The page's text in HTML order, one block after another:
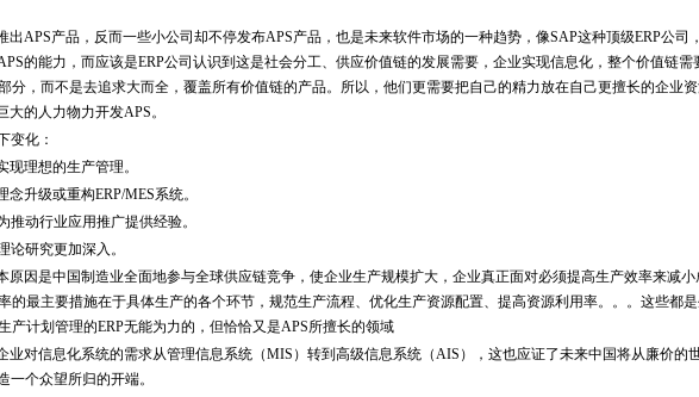
APS产品，反而一些小公司却不停发布APS产品，也是未来软件市场的一种趋势，像SAP这种顶级ERP公司
的能力，而应该是ERP公司认识到这是社会分工、供应价值链的发展需要，企业实现信息化，整个价值链需
分，而不是去追求大而全，覆盖所有价值链的产品。所以，他们更需要把自己的精力放在自己更擅长的企业
的人力物力开发APS。
化：
理想的生产管理。
升级或重构ERP/MES系统。
动行业应用推广提供经验。
研究更加深入。
因是中国制造业全面地参与全球供应链竞争，使企业生产规模扩大，企业真正面对必须提高生产效率来减小
的最主要措施在于具体生产的各个环节，规范生产流程、优化生产资源配置、提高资源利用率。。。这些都
产计划管理的ERP无能为力的，但恰恰又是APS所擅长的领域
对信息化系统的需求从管理信息系统（MIS）转到高级信息系统（AIS），这也应证了未来中国将从廉价的
一个众望所归的开端。